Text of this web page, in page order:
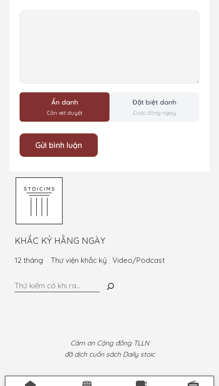
Bình
Ẩn danh
Cần xét duyệt
Đặt biệt danh
Được đăng ngay
KHẮC KỶ HẰNG NGÀY
12 tháng Thư viện khắc kỷ Video/Podcast
Tìm
Cảm ơn Cộng đồng TLLN
đã dịch cuốn sách Daily stoic